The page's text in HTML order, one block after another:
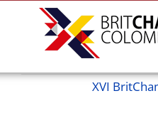
La Cámara
Directorio afiliados
XVI